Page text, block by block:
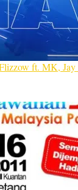
ft. MK, Jay